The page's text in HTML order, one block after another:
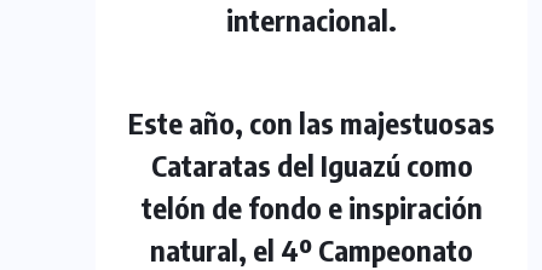
internacional.
Este año, con las majestuosas
Cataratas del Iguazú como
telón de fondo e inspiración
natural, el 4º Campeonato